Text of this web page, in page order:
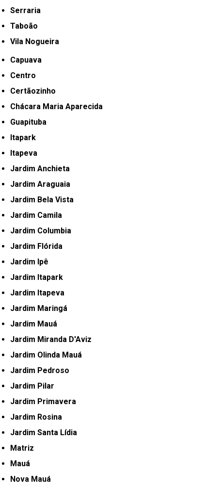
Serraria
Taboão
Vila Nogueira
Capuava
Centro
Certãozinho
Chácara Maria Aparecida
Guapituba
Itapark
Itapeva
Jardim Anchieta
Jardim Araguaia
Jardim Bela Vista
Jardim Camila
Jardim Columbia
Jardim Flórida
Jardim Ipê
Jardim Itapark
Jardim Itapeva
Jardim Maringá
Jardim Mauá
Jardim Miranda D'Aviz
Jardim Olinda Mauá
Jardim Pedroso
Jardim Pilar
Jardim Primavera
Jardim Rosina
Jardim Santa Lídia
Matriz
Mauá
Nova Mauá